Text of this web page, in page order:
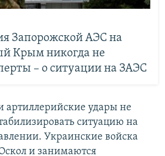
Запорожской АЭС на
Крым никогда не
– о ситуации на ЗАЭС
артиллерийские удары не
ситуацию на
Украинские войска
и занимаются